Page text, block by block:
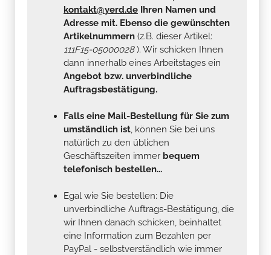
kontakt@yerd.de Ihren Namen und
Adresse mit. Ebenso die gewünschten
Artikelnummern (z.B. dieser Artikel:
111F15-05000028). Wir schicken Ihnen
dann innerhalb eines Arbeitstages ein
Angebot bzw. unverbindliche
Auftragsbestätigung.
Falls eine Mail-Bestellung für Sie zum
umständlich ist, können Sie bei uns
natürlich zu den üblichen
Geschäftszeiten immer bequem
telefonisch bestellen...
Egal wie Sie bestellen: Die
unverbindliche Auftrags-Bestätigung, die
wir Ihnen danach schicken, beinhaltet
eine Information zum Bezahlen per
PayPal - selbstverständlich wie immer